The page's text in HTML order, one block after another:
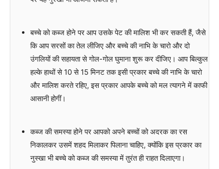
बच्चे को कब्ज होने पर आप उसके पेट की मालिश भी कर सकती हैं, जैसे
कि आप सरसों का तेल लीजिए और बच्चे की नाभि के चारो और दो
उंगलियों की सहायता से गोल-गोल घुमाना शुरू कर दीजिए। आप बिल्कुल
हल्के हाथों से 10 से 15 मिनट तक इसी प्रकार बच्चे की नाभि के चारो
और मालिश करते रहिए, इस प्रकार आपके बच्चे को मल त्यागने में काफी
आसानी होगीं।
कब्ज की समस्या होने पर आपको अपने बच्चों को अदरक का रस
निकालकर उसमें शहद मिलाकर पिलाना चाहिए, क्योंकि इस प्रकार का
नुस्खा भी बच्चे को कब्ज की समस्या में तुरंत ही राहत दिलाएगा।